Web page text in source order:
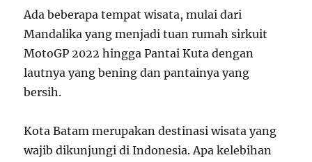
Ada beberapa tempat wisata, mulai dari
Mandalika yang menjadi tuan rumah sirkuit
MotoGP 2022 hingga Pantai Kuta dengan
lautnya yang bening dan pantainya yang
bersih.
Kota Batam merupakan destinasi wisata yang
wajib dikunjungi di Indonesia. Apa kelebihan